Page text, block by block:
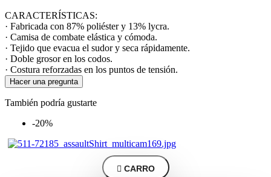
CARACTERÍSTICAS:
· Fabricada con 87% poliéster y 13% lycra.
· Camisa de combate elástica y cómoda.
· Tejido que evacua el sudor y seca rápidamente.
· Doble grosor en los codos.
· Costura reforzadas en los puntos de tensión.
Hacer una pregunta
También podría gustarte
-20%
 CARRO